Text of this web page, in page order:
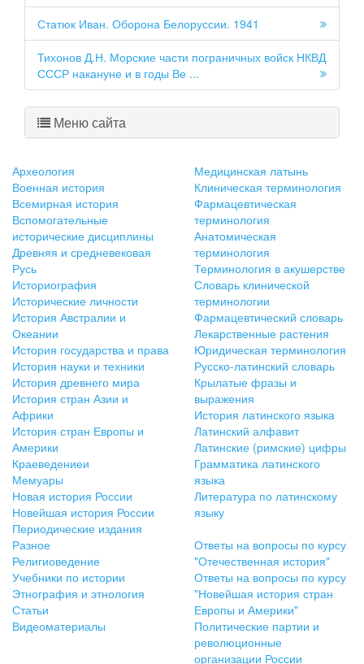
Статюк Иван. Оборона Белоруссии. 1941
Тихонов Д.Н. Морские части пограничных войск НКВД
СССР накануне и в годы Ве ...
Меню сайта
Археология
Военная история
Всемирная история
Вспомогательные
исторические дисциплины
Древняя и средневековая
Русь
Историография
Исторические личности
История Австралии и
Океании
История государства и права
История науки и техники
История древнего мира
История стран Азии и
Африки
История стран Европы и
Америки
Краеведениеи
Мемуары
Новая история России
Новейшая история России
Периодические издания
Разное
Религиоведение
Учебники по истории
Этнография и этнология
Статьи
Видеоматериалы
Медицинская латынь
Клиническая терминология
Фармацевтическая
терминология
Анатомическая
терминология
Терминология в акушерстве
Словарь клинической
терминологии
Фармацевтический словарь
Лекарственные растения
Юридическая терминология
Русско-латинский словарь
Крылатые фразы и
выражения
История латинского языка
Латинский алфавит
Латинские (римские) цифры
Грамматика латинского
языка
Литература по латинскому
языку
Ответы на вопросы по курсу
"Отечественная история"
Ответы на вопросы по курсу
"Новейшая история стран
Европы и Америки"
Политические партии и
революционные
организации России